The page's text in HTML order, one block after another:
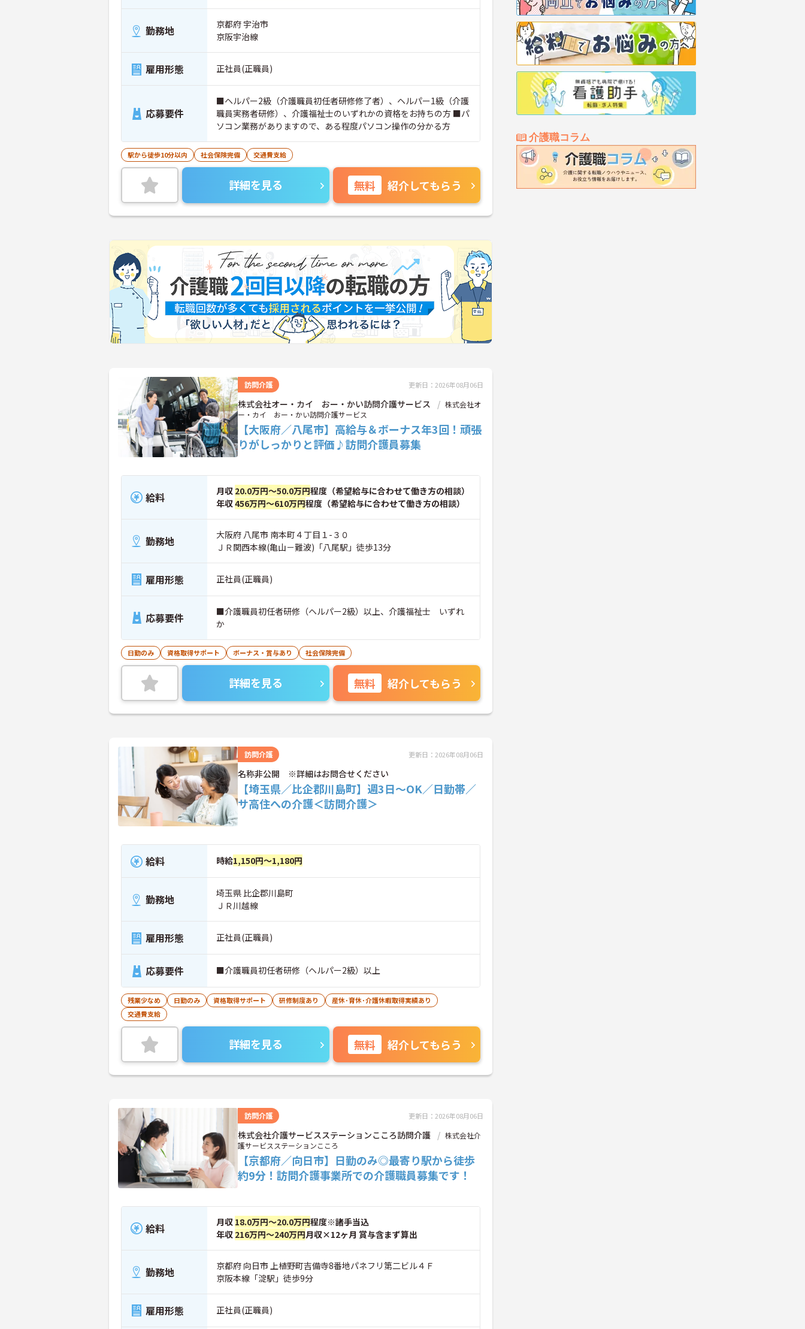
介護職コラム
勤務地
京都府 宇治市
京阪宇治線
雇用形態 正社員(正職員)
応募要件
■ヘルパー2級（介護職員初任者研修修了者）、ヘルパー1級（介護
職員実務者研修）、介護福祉士のいずれかの資格をお持ちの方 ■パ
ソコン業務がありますので、ある程度パソコン操作の分かる方
駅から徒歩10分以内 社会保険完備 交通費支給
詳細を見る 無料 紹介してもらう
訪問介護 更新日：2026年08月06日
株式会社オー・カイ おー・かい訪問介護サービス
株式会社オ
ー・カイ おー・かい訪問介護サービス
【大阪府／八尾市】高給与＆ボーナス年3回！頑張
りがしっかりと評価♪訪問介護員募集
給料 月収 20.0万円～50.0万円程度（希望給与に合わせて働き方の相談）
年収456万円～610万円程度（希望給与に合わせて働き方の相談）
勤務地
大阪府 八尾市 南本町４丁目１-３０
ＪＲ関西本線(亀山－難波)「八尾駅」徒歩13分
雇用形態 正社員(正職員)
応募要件
■介護職員初任者研修（ヘルパー2級）以上、介護福祉士 いずれ
か
日勤のみ 資格取得サポート ボーナス・賞与あり 社会保険完備
詳細を見る 無料 紹介してもらう
訪問介護 更新日：2026年08月06日
名称非公開 ※詳細はお問合せください
【埼玉県／比企郡川島町】週3日～OK／日勤帯／
サ高住への介護＜訪問介護＞
給料 時給1,150円～1,180円
勤務地
埼玉県 比企郡川島町
ＪＲ川越線
雇用形態 正社員(正職員)
応募要件 ■介護職員初任者研修（ヘルパー2級）以上
残業少なめ 日勤のみ 資格取得サポート 研修制度あり
産休･育休･介護休暇取得実績あり
交通費支給
詳細を見る 無料 紹介してもらう
訪問介護 更新日：2026年08月06日
株式会社介護サービスステーションこころ訪問介護
株式会社介
護サービスステーションこころ
【京都府／向日市】日勤のみ◎最寄り駅から徒歩
約9分！訪問介護事業所での介護職員募集です！
給料 月収 18.0万円～20.0万円程度※諸手当込
年収 216万円～240万円月収×12ヶ月 賞与含まず算出
勤務地
京都府 向日市 上植野町吉備寺8番地パネフリ第二ビル４Ｆ
京阪本線「淀駅」徒歩9分
雇用形態 正社員(正職員)